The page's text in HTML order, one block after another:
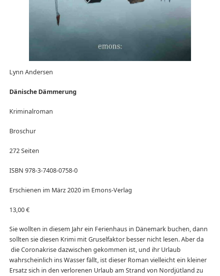
Lynn Andersen
Dänische Dämmerung
Kriminalroman
Broschur
272 Seiten
ISBN 978-3-7408-0758-0
Erschienen im März 2020 im Emons-Verlag
13,00 €
Sie wollten in diesem Jahr ein Ferienhaus in Dänemark buchen, dann
sollten sie diesen Krimi mit Gruselfaktor besser nicht lesen. Aber da
die Coronakrise dazwischen gekommen ist, und ihr Urlaub
wahrscheinlich ins Wasser fällt, ist dieser Roman vielleicht ein kleiner
Ersatz sich in den verlorenen Urlaub am Strand von Nordjütland zu